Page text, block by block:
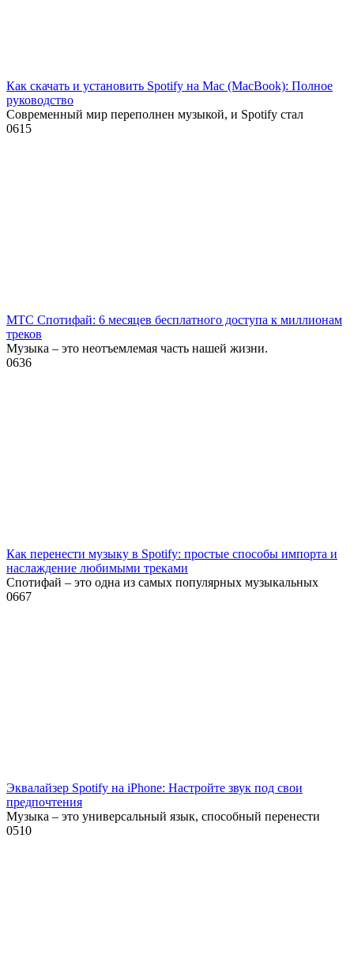
Как скачать и установить Spotify на Mac (MacBook): Полное
руководство
Современный мир переполнен музыкой, и Spotify стал
0615
МТС Спотифай: 6 месяцев бесплатного доступа к миллионам
треков
Музыка – это неотъемлемая часть нашей жизни.
0636
Как перенести музыку в Spotify: простые способы импорта и
наслаждение любимыми треками
Спотифай – это одна из самых популярных музыкальных
0667
Эквалайзер Spotify на iPhone: Настройте звук под свои
предпочтения
Музыка – это универсальный язык, способный перенести
0510